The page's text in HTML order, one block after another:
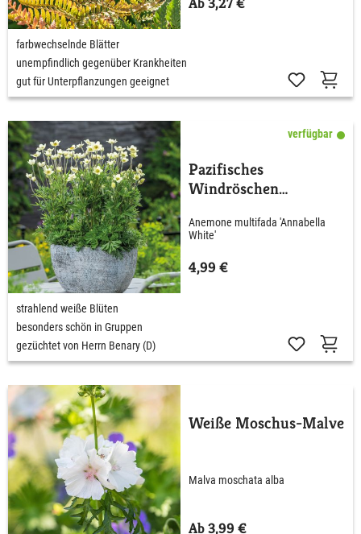
farbwechselnde Blätter
unempfindlich gegenüber Krankheiten
gut für Unterpflanzungen geeignet
verfügbar
Pazifisches
Windröschen
Anemone multifada 'Annabella
White'
4,99 €
strahlend weiße Blüten
besonders schön in Gruppen
gezüchtet von Herrn Benary (D)
Weiße Moschus-Malve
Malva moschata alba
Ab 3,99 €